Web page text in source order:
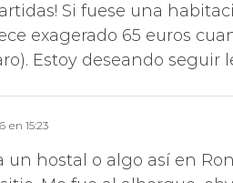
Si fuese una
exagerado 65 euros
Estoy deseando seguir
en 15:23
un hostal o algo así en